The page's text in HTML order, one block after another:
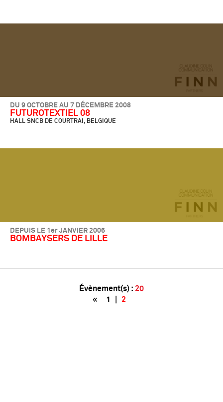
DU 9 OCTOBRE AU 7 DÉCEMBRE 2008
FUTUROTEXTIEL 08
HALL SNCB DE COURTRAI, BELGIQUE
DEPUIS LE 1er JANVIER 2006
BOMBAYSERS DE LILLE
Évènement(s) : 20
«
1 2